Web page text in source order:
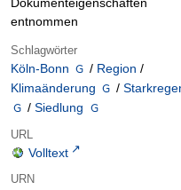
Dokumenteigenschaften
entnommen
Schlagwörter
Köln-Bonn / Region /
Klimaänderung
/
/ Siedlung
URL
Volltext
URN